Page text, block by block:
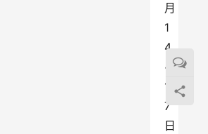
月
1
4
~
1
7
日